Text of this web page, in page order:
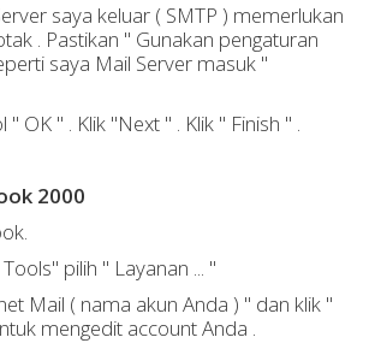
saya keluar ( SMTP ) memerlukan
. Pastikan " Gunakan pengaturan
saya Mail Server masuk "
" OK " . Klik "Next " . Klik " Finish " .
2000
pilih " Layanan ... "
Mail ( nama akun Anda ) " dan klik "
mengedit account Anda .